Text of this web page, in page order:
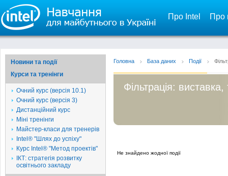
Про Intel Про
Новини та події
Курси та тренінги
Очний курс (версія 10.1)
Очний курс (версія 3)
Дистанційний курс
Міні тренінги
Майстер-класи для тренерів
Intel® "Шлях до успіху"
Курс Intel® "Метод проектів"
ІКТ: стратегія розвитку
освітнього закладу
Головна База даних Події
Фільтрація:
Не знайдено жодної події